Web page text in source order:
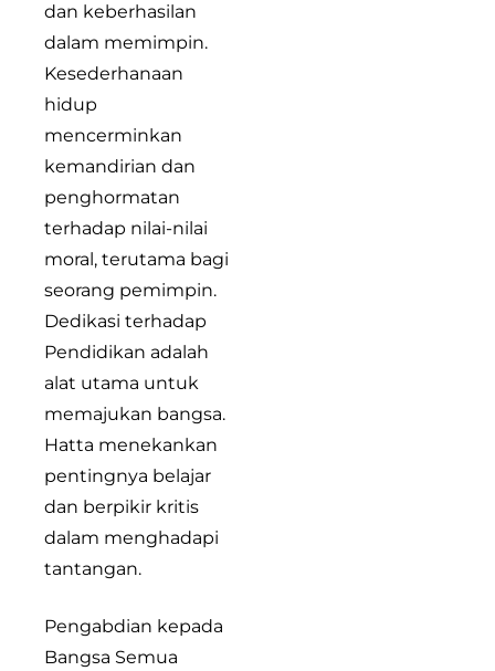
dan keberhasilan
dalam memimpin.
Kesederhanaan
hidup
mencerminkan
kemandirian dan
penghormatan
terhadap nilai-nilai
moral, terutama bagi
seorang pemimpin.
Dedikasi terhadap
Pendidikan adalah
alat utama untuk
memajukan bangsa.
Hatta menekankan
pentingnya belajar
dan berpikir kritis
dalam menghadapi
tantangan.
Pengabdian kepada
Bangsa Semua